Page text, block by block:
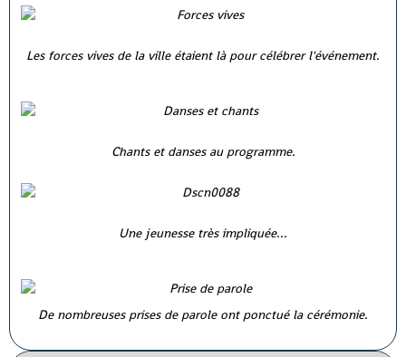
Les forces vives de la ville étaient là pour célébrer l'événement.
Chants et danses au programme.
Une jeunesse très impliquée...
De nombreuses prises de parole ont ponctué la cérémonie.